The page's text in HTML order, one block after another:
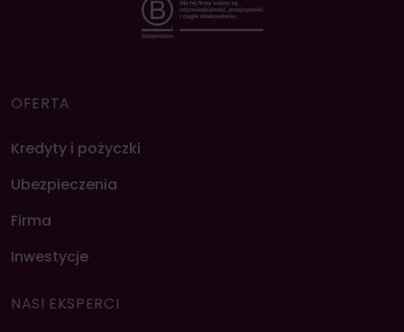
OFERTA
Kredyty i pożyczki
Ubezpieczenia
Firma
Inwestycje
NASI EKSPERCI